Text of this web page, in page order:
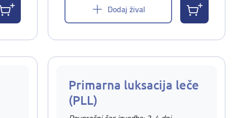
Dodaj žival
Primarna luksacija leče
(PLL)